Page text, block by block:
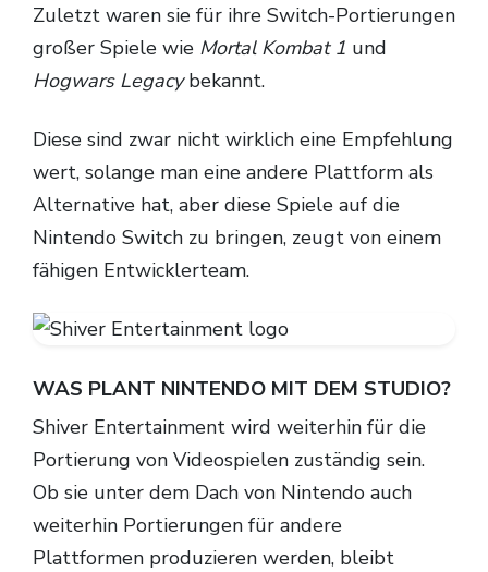
Zuletzt waren sie für ihre Switch-Portierungen
großer Spiele wie Mortal Kombat 1 und
Hogwars Legacybekannt.
Diese sind zwar nicht wirklich eine Empfehlung
wert, solange man eine andere Plattform als
Alternative hat, aber diese Spiele auf die
Nintendo Switch zu bringen, zeugt von einem
fähigen Entwicklerteam.
WAS PLANT NINTENDO MIT DEM STUDIO?
Shiver Entertainment wird weiterhin für die
Portierung von Videospielen zuständig sein.
Ob sie unter dem Dach von Nintendo auch
weiterhin Portierungen für andere
Plattformen produzieren werden, bleibt